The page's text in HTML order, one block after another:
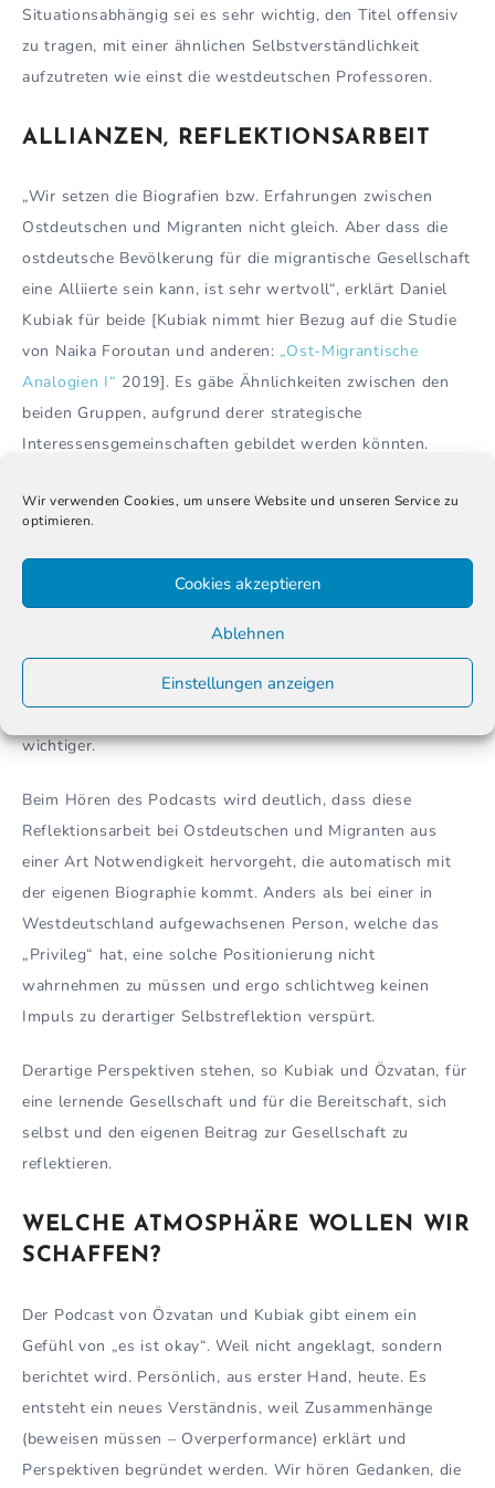
Wir verwenden Cookies, um unsere Website und unseren Service zu
optimieren.
Cookies akzeptieren
Ablehnen
Einstellungen anzeigen
Situationsabhängig sei es sehr wichtig, den Titel offensiv
zu tragen, mit einer ähnlichen Selbstverständlichkeit
aufzutreten wie einst die westdeutschen Professoren.
ALLIANZEN, REFLEKTIONSARBEIT
„Wir setzen die Biografien bzw. Erfahrungen zwischen
Ostdeutschen und Migranten nicht gleich. Aber dass die
ostdeutsche Bevölkerung für die migrantische Gesellschaft
eine Alliierte sein kann, ist sehr wertvoll“, erklärt Daniel
Kubiak für beide [Kubiak nimmt hier Bezug auf die Studie
von Naika Foroutan und anderen: „Ost-Migrantische
Analogien I“ 2019]. Es gäbe Ähnlichkeiten zwischen den
beiden Gruppen, aufgrund derer strategische
Interessensgemeinschaften gebildet werden könnten.
ziehen, die für unsere Gesellschaft relevant sind – oder
den Mehrwert.“
Man kann Phänomenbereiche nach Ost-West
unterscheiden und dann Ursachenforschung betreiben.
Aber erstens kann Forschung Rassismus relativieren, und
zweitens ist die Frage nach dem Wozu vielleicht sogar
wichtiger.
Beim Hören des Podcasts wird deutlich, dass diese
Reflektionsarbeit bei Ostdeutschen und Migranten aus
einer Art Notwendigkeit hervorgeht, die automatisch mit
der eigenen Biographie kommt. Anders als bei einer in
Westdeutschland aufgewachsenen Person, welche das
„Privileg“ hat, eine solche Positionierung nicht
wahrnehmen zu müssen und ergo schlichtweg keinen
Impuls zu derartiger Selbstreflektion verspürt.
Derartige Perspektiven stehen, so Kubiak und Özvatan, für
eine lernende Gesellschaft und für die Bereitschaft, sich
selbst und den eigenen Beitrag zur Gesellschaft zu
reflektieren.
WELCHE ATMOSPHÄRE WOLLEN WIR
SCHAFFEN?
Der Podcast von Özvatan und Kubiak gibt einem ein
Gefühl von „es ist okay“. Weil nicht angeklagt, sondern
berichtet wird. Persönlich, aus erster Hand, heute. Es
entsteht ein neues Verständnis, weil Zusammenhänge
(beweisen müssen – Overperformance) erklärt und
Perspektiven begründet werden. Wir hören Gedanken, die